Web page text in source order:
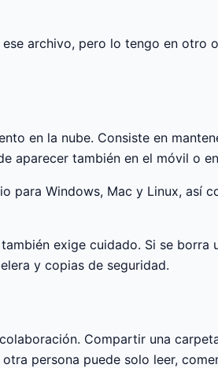
archivo, pero lo tengo en
en la nube. Consiste en
aparecer también en el móvil o
para Windows, Mac y Linux, así
exige cuidado. Si se
y copias de seguridad.
Compartir una
persona puede solo leer,